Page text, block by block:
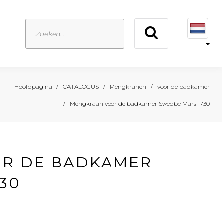
Hoofdpagina CATALOGUS Mengkranen voor de badkamer
Mengkraan voor de badkamer Swedbe Mars 1730
DE BADKAMER